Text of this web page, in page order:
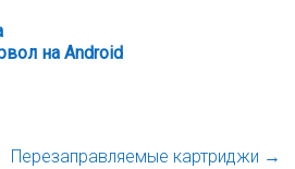
на Android
Перезаправляемые картриджи →